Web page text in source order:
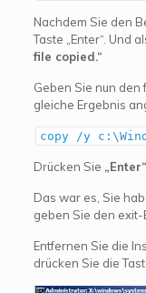
Nachdem Sie den
Taste „Enter“. Und
file copied.“
Geben Sie nun
gleiche Ergebnis
copy /y
Drücken Sie „Enter“
Das war es, Sie
geben Sie den
Entfernen Sie die
drücken Sie die